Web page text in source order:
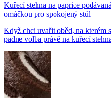
Kuřecí stehna na paprice
omáčkou pro spokojený stůl
Když chci uvařit oběd, na kterém
padne volba právě na kuřecí